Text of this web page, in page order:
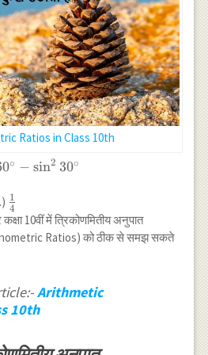
Ratios in Class 10th
0∘ − sin2 30∘
\frac{1}
{4}
4
1
10वीं में त्रिकोणमितीय अनुपात
Ratios) को ठीक से समझ सकते
Arithmetic
10th